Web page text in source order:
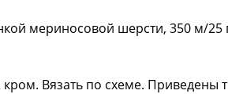
мериносовой шерсти, 350 м/25
Вязать по схеме. Приведены